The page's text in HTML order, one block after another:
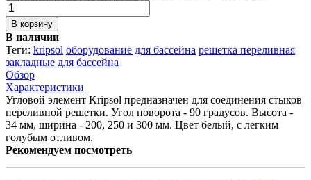
В корзину
В наличии
Теги: kripsol оборудование для бассейна решетка переливная
закладные для бассейна
Обзор
Характеристики
Угловой элемент Kripsol предназначен для соединения стыков
переливной решетки. Угол поворота - 90 градусов. Высота -
34 мм, ширина - 200, 250 и 300 мм. Цвет белый, с легким
голубым отливом.
Рекомендуем посмотреть